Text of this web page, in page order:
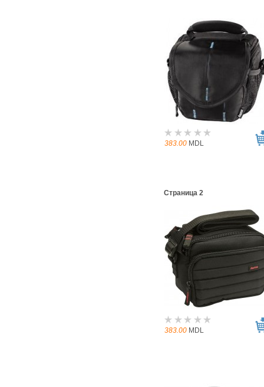
383.00 MDL
Страница 2
383.00 MDL